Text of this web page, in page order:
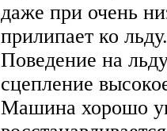
даже при очень
прилипает ко льду.
Поведение на
сцепление
Машина хорошо